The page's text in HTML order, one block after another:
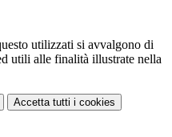
utilizzati si avvalgono di
utili alle finalità illustrate nella
Accetta tutti i cookies